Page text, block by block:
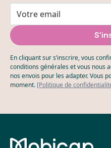
En cliquant sur s’inscrire, vous
conditions générales et vous nous
nos envois pour les adapter. Vous
moment. [Politique de